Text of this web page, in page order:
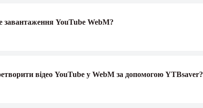
завантаження YouTube WebM?
відео YouTube у WebM за допомогою YTBsaver?